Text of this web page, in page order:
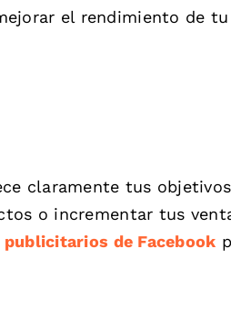
el rendimiento de
claramente tus
o incrementar tus
de Facebook